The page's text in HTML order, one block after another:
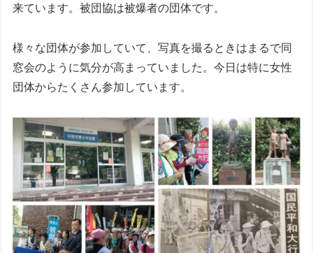
来ています。被団協は被爆者の団体です。
様々な団体が参加していて、写真を撮るときはまるで同
窓会のように気分が高まっていました。今日は特に女性
団体からたくさん参加しています。